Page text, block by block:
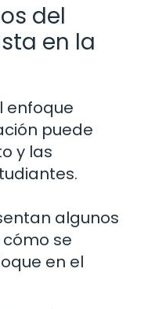
del
en la
enfoque
puede
y las
algunos
se
en el